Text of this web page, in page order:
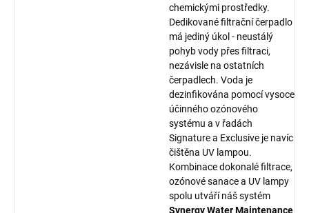
chemickými prostředky.
Dedikované filtrační čerpadlo
má jediný úkol - neustálý
pohyb vody přes filtraci,
nezávisle na ostatních
čerpadlech. Voda je
dezinfikována pomocí vysoce
účinného ozónového
systému a v řadách
Signature a Exclusive je navíc
čištěna UV lampou.
Kombinace dokonalé filtrace,
ozónové sanace a UV lampy
spolu utváří náš systém
Synergy Water Maintenance